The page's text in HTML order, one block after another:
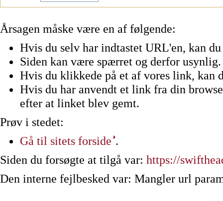
Årsagen måske være en af følgende:
Hvis du selv har indtastet URL'en, kan
Siden kan være spærret og derfor usynlig.
Hvis du klikkede på et af vores link, kan
Hvis du har anvendt et link fra din
efter at linket blev gemt.
Prøv i stedet:
Gå til sitets forside .
Siden du forsøgte at tilgå var: https://
Den interne fejlbesked var: Mangler url